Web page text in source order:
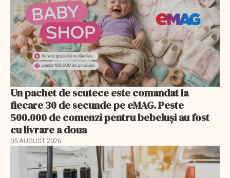
Un pachet de scutece este comandat la
fiecare 30 de secunde pe eMAG. Peste
500.000 de comenzi pentru bebeluși au fost
cu livrare a doua
05 AUGUST 2026